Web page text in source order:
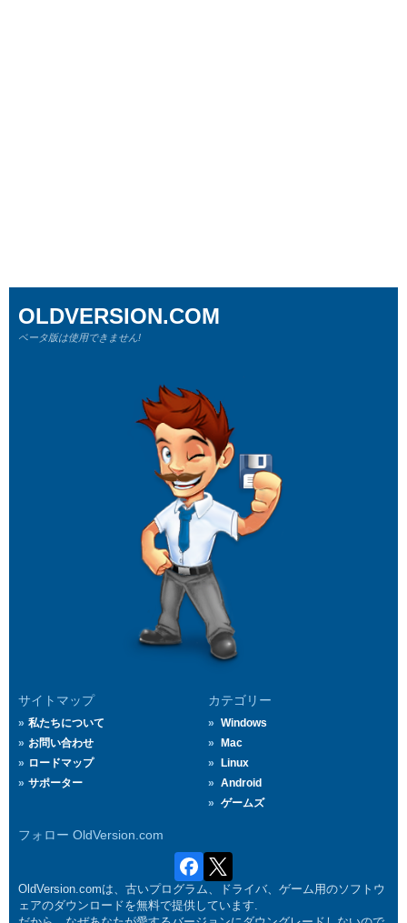
サイトマップ
私たちについて
お問い合わせ
ロードマップ
サポーター
カテゴリー
Windows
Mac
Linux
Android
ゲームズ
フォロー OldVersion.com
OLDVERSION.COM
ベータ版は使用できません!
OldVersion.comは、古いプログラム、ドライバ、ゲーム用のソフトウ
ェアのダウンロードを無料で提供しています.